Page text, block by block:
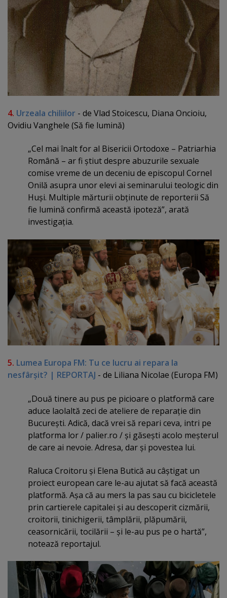
4. Urzeala chiliilor - de Vlad Stoicescu, Diana Oncioiu,
Ovidiu Vanghele (Să fie lumină)
„Cel mai înalt for al Bisericii Ortodoxe – Patriarhia
Română – ar fi ştiut despre abuzurile sexuale
comise vreme de un deceniu de episcopul Cornel
Onilă asupra unor elevi ai seminarului teologic din
Huşi. Multiple mărturii obţinute de reporterii Să
fie lumină confirmă această ipoteză”, arată
investigaţia.
5. Lumea Europa FM: Tu ce lucru ai repara la
nesfârşit? | REPORTAJ - de Liliana Nicolae (Europa FM)
„Două tinere au pus pe picioare o platformă care
aduce laolaltă zeci de ateliere de reparaţie din
Bucureşti. Adică, dacă vrei să repari ceva, intri pe
platforma lor / palier.ro / şi găseşti acolo meşterul
de care ai nevoie. Adresa, dar şi povestea lui.
Raluca Croitoru şi Elena Butică au câştigat un
proiect european care le-au ajutat să facă această
platformă. Aşa că au mers la pas sau cu bicicletele
prin cartierele capitalei şi au descoperit cizmării,
croitorii, tinichigerii, tâmplării, plăpumării,
ceasornicării, tocilării – şi le-au pus pe o hartă”,
notează reportajul.